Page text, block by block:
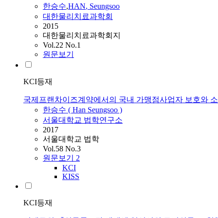
한승수,HAN, Seungsoo
대한물리치료과학회
2015
대한물리치료과학회지
Vol.22 No.1
원문보기
KCI등재
국제프랜차이즈계약에서의 국내 가맹점사업자 보호와
한승수 ( Han Seungsoo )
서울대학교 법학연구소
2017
서울대학교 법학
Vol.58 No.3
원문보기 2
KCI
KISS
KCI등재